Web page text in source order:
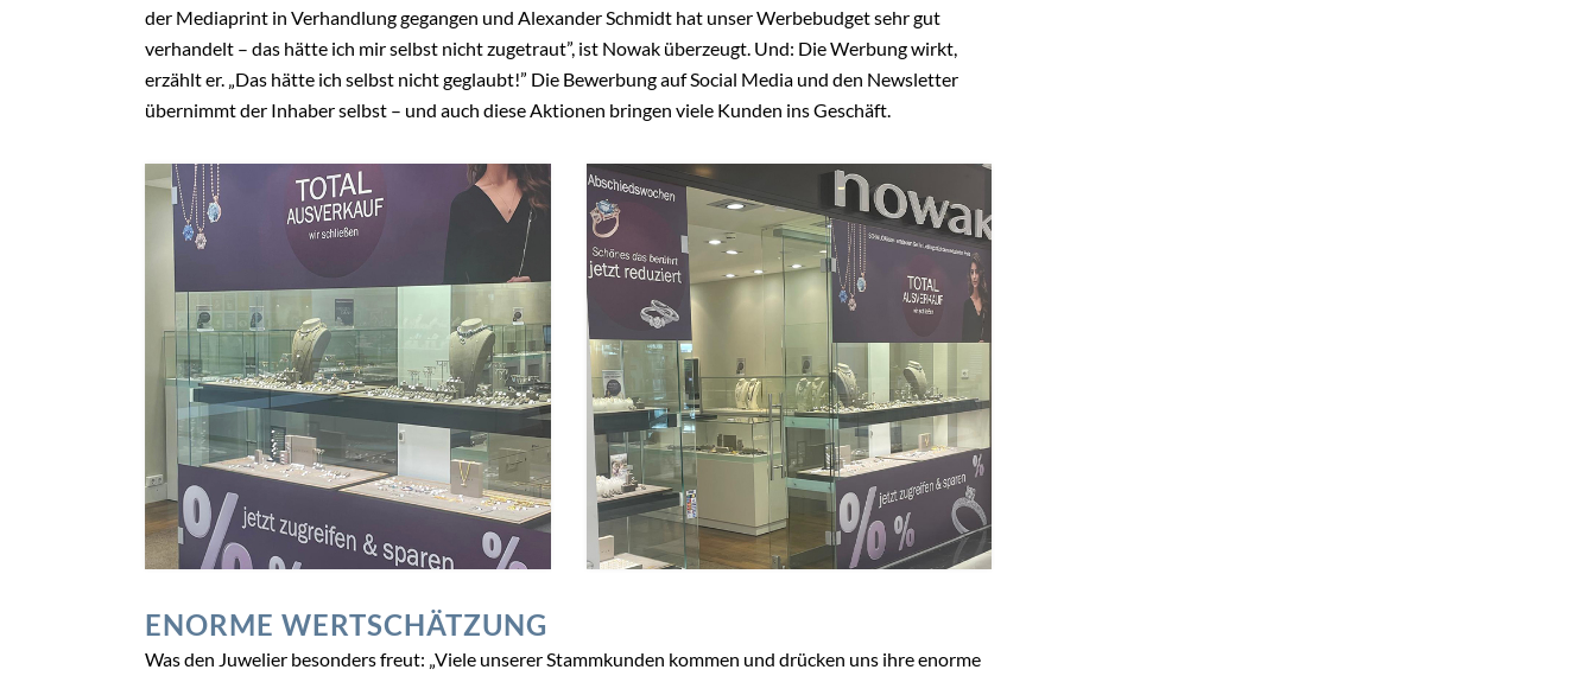
der Mediaprint in Verhandlung gegangen und Alexander Schmidt hat unser Werbebudget sehr gut
verhandelt – das hätte ich mir selbst nicht zugetraut”, ist Nowak überzeugt. Und: Die Werbung wirkt,
erzählt er. „Das hätte ich selbst nicht geglaubt!” Die Bewerbung auf Social Media und den Newsletter
übernimmt der Inhaber selbst – und auch diese Aktionen bringen viele Kunden ins Geschäft.
ENORME WERTSCHÄTZUNG
Was den Juwelier besonders freut: „Viele unserer Stammkunden kommen und drücken uns ihre enorme